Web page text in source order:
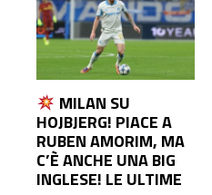
MILAN SU
HOJBJERG! PIACE A
RUBEN AMORIM, MA
C’È ANCHE UNA BIG
INGLESE! LE ULTIME